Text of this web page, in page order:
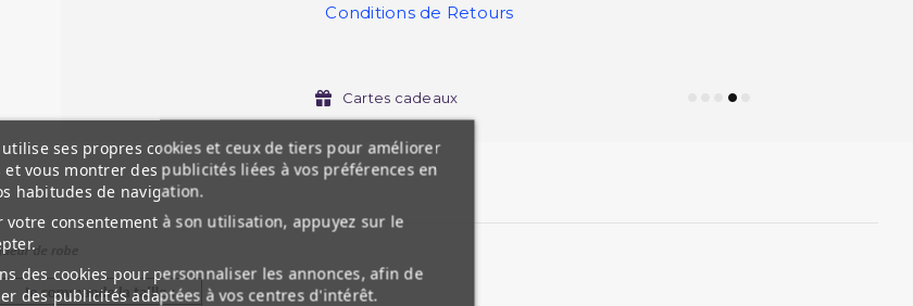
Conditions de Retours
Cartes cadeaux
utilise ses propres cookies et ceux de tiers pour améliorer
et vous montrer des publicités liées à vos préférences en
habitudes de navigation.
votre consentement à son utilisation, appuyez sur le
des cookies pour personnaliser les annonces, afin de
des publicités adaptées à vos centres d'intérêt.